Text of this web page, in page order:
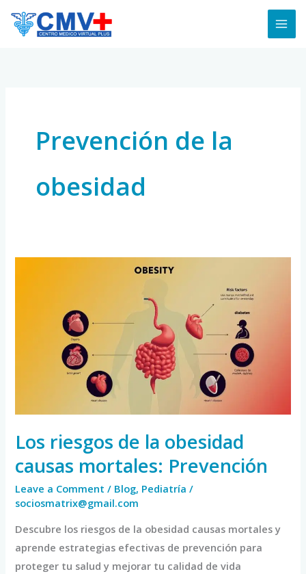
Prevención de la
obesidad
Los riesgos de la obesidad
causas mortales: Prevención
Leave a Comment / Blog, Pediatría /
sociosmatrix@gmail.com
Descubre los riesgos de la obesidad causas mortales y
aprende estrategias efectivas de prevención para
proteger tu salud y mejorar tu calidad de vida